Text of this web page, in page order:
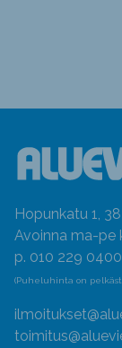
Hopunkatu 1,
Avoinna ma-pe
p. 010 229 0400
(Puheluhinta on